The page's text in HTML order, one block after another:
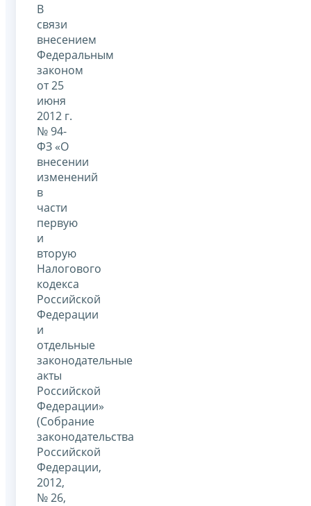
В
связи
внесением
Федеральным
законом
от 25
июня
2012 г.
№ 94-
ФЗ «О
внесении
изменений
в
части
первую
и
вторую
Налогового
кодекса
Российской
Федерации
и
отдельные
законодательные
акты
Российской
Федерации»
(Собрание
законодательства
Российской
Федерации,
2012,
№ 26,